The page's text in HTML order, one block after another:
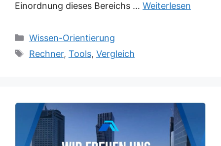
Einordnung dieses Bereichs … Weiterlesen
Kategorien
Wissen-Orientierung
Schlagwörter
Rechner, Tools, Vergleich